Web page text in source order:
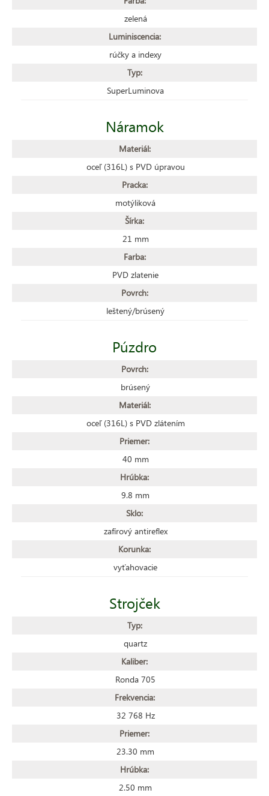
zelená
Luminiscencia:
rúčky a indexy
Typ:
SuperLuminova
Náramok
Materiál:
oceľ (316L) s PVD úpravou
Pracka:
motýliková
Šírka:
21 mm
Farba:
PVD zlatenie
Povrch:
leštený/brúsený
Púzdro
Povrch:
brúsený
Materiál:
oceľ (316L) s PVD zlátením
Priemer:
40 mm
Hrúbka:
9.8 mm
Sklo:
zafírový antireflex
Korunka:
vyťahovacie
Strojček
Typ:
quartz
Kaliber:
Ronda 705
Frekvencia:
32 768 Hz
Priemer:
23.30 mm
Hrúbka:
2.50 mm